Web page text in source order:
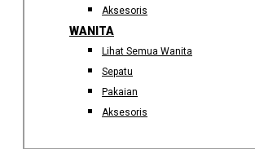
Aksesoris
WANITA
Lihat Semua Wanita
Sepatu
Pakaian
Aksesoris